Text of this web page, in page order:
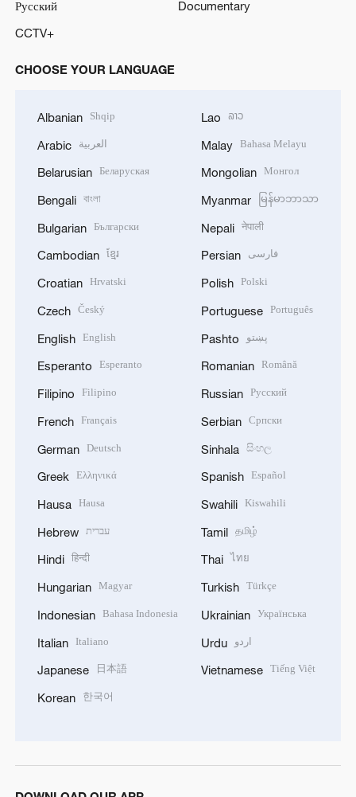
Русский
Documentary
CCTV+
CHOOSE YOUR LANGUAGE
Albanian Shqip
Arabic العربية
Belarusian Беларуская
Bengali বাংলা
Bulgarian Български
Cambodian ខ្មែរ
Croatian Hrvatski
Czech Český
English English
Esperanto Esperanto
Filipino Filipino
French Français
German Deutsch
Greek Ελληνικά
Hausa Hausa
Hebrew עברית
Hindi हिन्दी
Hungarian Magyar
Indonesian Bahasa Indonesia
Italian Italiano
Japanese 日本語
Korean 한국어
Lao ລາວ
Malay Bahasa Melayu
Mongolian Монгол
Myanmar မြန်မာဘာသာ
Nepali नेपाली
Persian فارسی
Polish Polski
Portuguese Português
Pashto پښتو
Romanian Română
Russian Русский
Serbian Српски
Sinhala සිංහල
Spanish Español
Swahili Kiswahili
Tamil தமிழ்
Thai ไทย
Turkish Türkçe
Ukrainian Українська
Urdu اردو
Vietnamese Tiếng Việt